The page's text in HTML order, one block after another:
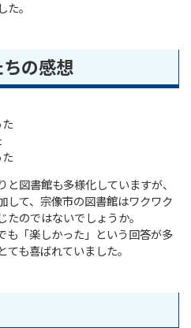
。
の感想
図書館も多様化していますが、
して、宗像市の図書館はワクワク
のではないでしょうか。
も「楽しかった」という回答が多
ても喜ばれていました。